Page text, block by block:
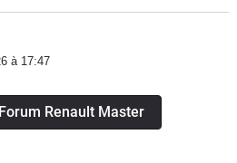
à 17:47
Renault Master